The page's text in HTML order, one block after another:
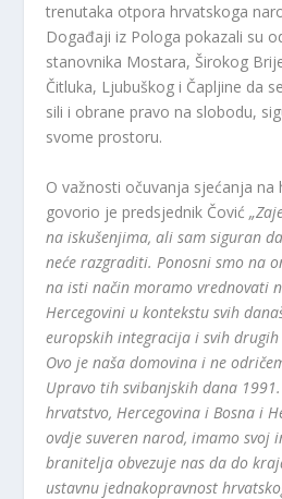
trenutaka otpora hrvatskoga
Događaji iz Pologa pokazali su
stanovnika Mostara, Širokog
Čitluka, Ljubuškog i Čapljine da
sili i obrane pravo na slobodu,
svome prostoru.
O važnosti očuvanja sjećanja na
govorio je predsjednik Čović
na iskušenjima, ali sam siguran
neće razgraditi. Ponosni smo na
na isti način moramo vrednovati
Hercegovini u kontekstu svih
europskih integracija i svih
Ovo je naša domovina i ne
Upravo tih svibanjskih dana
hrvatstvo, Hercegovina i Bosna i
ovdje suveren narod, imamo svoj
branitelja obvezuje nas da do
ustavnu jednakopravnost